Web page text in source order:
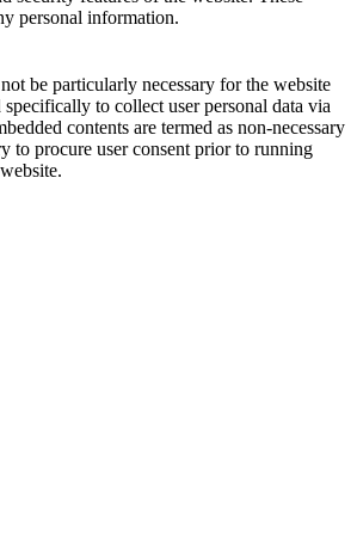
personal information.
be particularly necessary for the website
to collect user personal data via
contents are termed as non-necessary
to procure user consent prior to running